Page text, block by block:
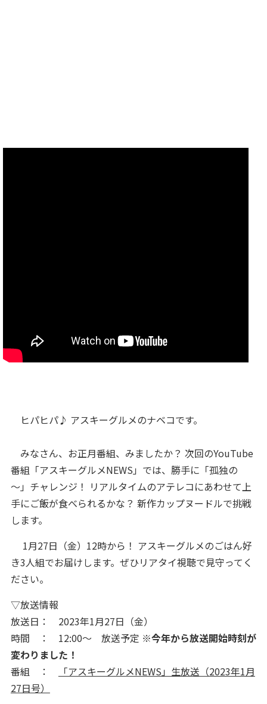
ヒパヒパ♪ アスキーグルメのナベコです。
みなさん、お正月番組、みましたか？ 次回のYouTube
番組「アスキーグルメNEWS」では、勝手に「孤独の
～」チャレンジ！ リアルタイムのアテレコにあわせて上
手にご飯が食べられるかな？ 新作カップヌードルで挑戦
します。
1月27日（金）12時から！ アスキーグルメのごはん好
き3人組でお届けします。ぜひリアタイ視聴で見守ってく
ださい。
▽放送情報
放送日： 2023年1月27日（金）
時間 ： 12:00～ 放送予定 ※今年から放送開始時刻が
変わりました！
番組 ：
「アスキーグルメNEWS」生放送（2023年1月
27日号）